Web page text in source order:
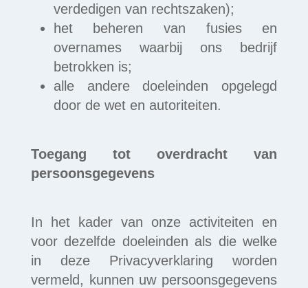
verdedigen van rechtszaken);
het beheren van fusies en
overnames waarbij ons bedrijf
betrokken is;
alle andere doeleinden opgelegd
door de wet en autoriteiten.
Toegang tot overdracht van
persoonsgegevens
In het kader van onze activiteiten en
voor dezelfde doeleinden als die welke
in deze Privacyverklaring worden
vermeld, kunnen uw persoonsgegevens